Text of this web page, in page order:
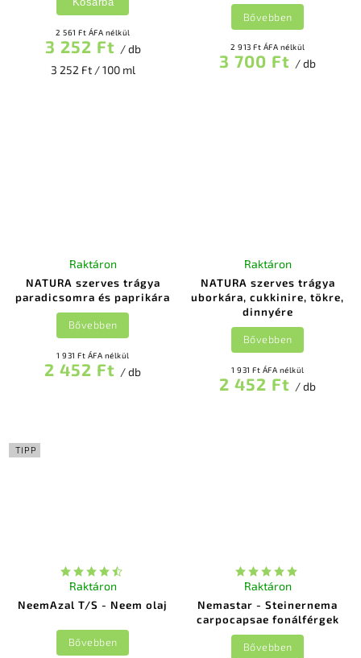
2 561 Ft ÁFA nélkül
3 252 Ft / db
3 252 Ft / 100 ml
Kosárba
2 913 Ft ÁFA nélkül
3 700 Ft / db
Bővebben
NATURA szerves trágya
paradicsomra és paprikára
Raktáron
1 931 Ft ÁFA nélkül
2 452 Ft / db
Bővebben
NATURA szerves trágya
uborkára, cukkinire, tökre,
dinnyére
Raktáron
1 931 Ft ÁFA nélkül
2 452 Ft / db
Bővebben
TIPP
NeemAzal T/S - Neem olaj
Raktáron
Bővebben
Nemastar - Steinernema
carpocapsae fonálférgek
Raktáron
Bővebben